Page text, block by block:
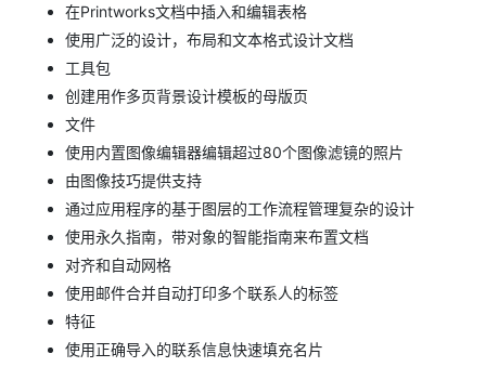
在Printworks文档中插入和编辑表格
使用广泛的设计，布局和文本格式设计文档
工具包
创建用作多页背景设计模板的母版页
文件
使用内置图像编辑器编辑超过80个图像滤镜的照片
由图像技巧提供支持
通过应用程序的基于图层的工作流程管理复杂的设计
使用永久指南，带对象的智能指南来布置文档
对齐和自动网格
使用邮件合并自动打印多个联系人的标签
特征
使用正确导入的联系信息快速填充名片